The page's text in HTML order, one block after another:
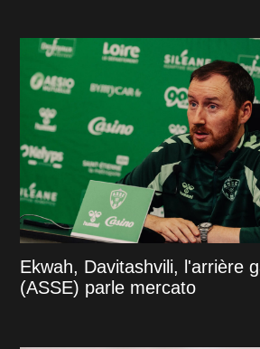
Ekwah, Davitashvili, l'arrière
(ASSE) parle mercato